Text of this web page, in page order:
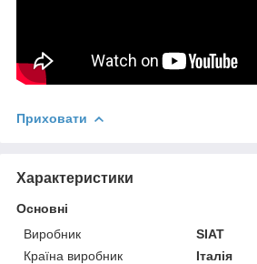
Приховати
Характеристики
Основні
Виробник
SIAT
Країна виробник
Італія